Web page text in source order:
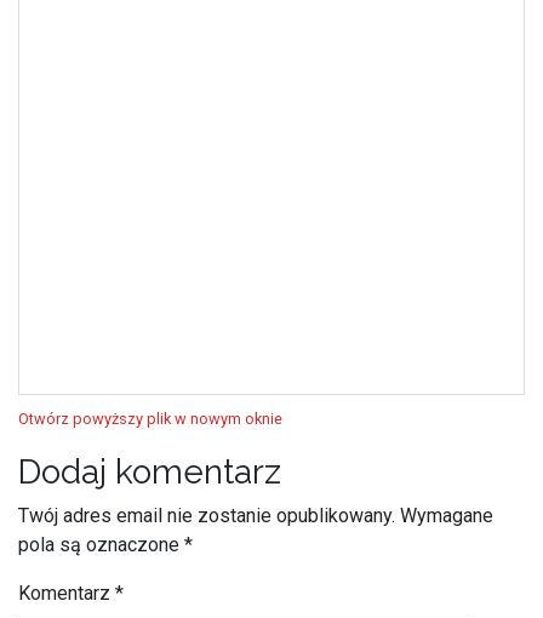
Otwórz powyższy plik w nowym oknie
Dodaj komentarz
Twój adres email nie zostanie opublikowany. Wymagane
pola są oznaczone *
Komentarz *